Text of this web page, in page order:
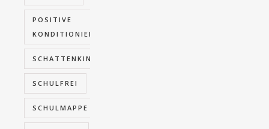
POSITIVE
KONDITIONIERUNG
SCHATTENKINDER
SCHULFREI
SCHULMAPPE